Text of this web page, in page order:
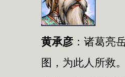
黄承彦 ： 诸葛亮
图，为此人所救